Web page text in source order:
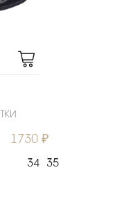
1730 ₽
34 35